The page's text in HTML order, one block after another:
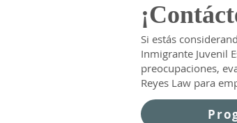
Si estás
Inmigrante Juvenil
preocupaciones,
Reyes Law para